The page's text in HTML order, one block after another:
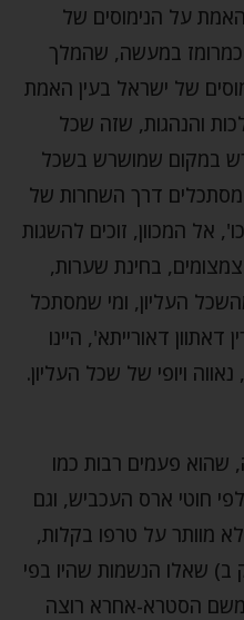
על הנימוסים של
במעשה, שהמלך
של ישראל בעין האמת
והנהגות, שזה שכל
במקום שמושרש בשכל
מסתכלים דרך השחרות של
אל המכוון, זוכים להשגות
בחינת שערות,
העליון, ומי שמסתכל
דאתוון דאורייתא', היינו
ויופי של שכל העליון.
שהוא פעמים רבות כמו
חוטי ארס העכביש, וגם
מוותר על טרפו בקלות,
ב) שאלו הנשמות שהיו בפי
הסטרא-אחרא רוצה